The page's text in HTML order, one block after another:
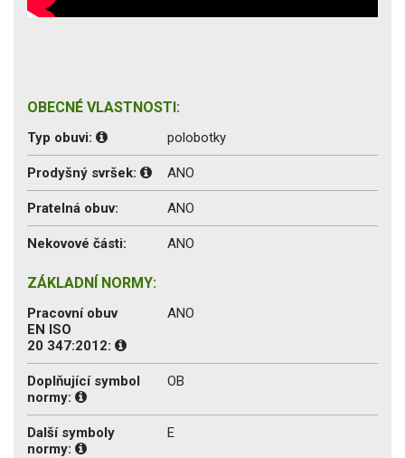
OBECNÉ VLASTNOSTI:
Typ obuvi: polobotky
Prodyšný svršek: ANO
Pratelná obuv: ANO
Nekovové části: ANO
ZÁKLADNÍ NORMY:
Pracovní obuv
EN ISO
20 347:2012:
ANO
Doplňující symbol
normy:
OB
Další symboly
normy:
E